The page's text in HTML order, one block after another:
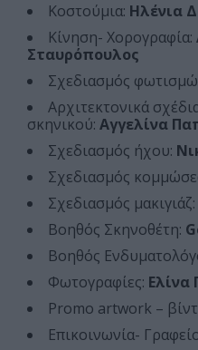
Κοστούμια: Ηλένια
Κίνηση- Χορογραφία:
Σταυρόπουλος
Σχεδιασμός
Αρχιτεκτονικά
σκηνικού: Αγγελίνα
Σχεδιασμός ήχου:
Σχεδιασμός
Σχεδιασμός μακιγιάζ:
Βοηθός Σκηνοθέτη:
Βοηθός
Φωτογραφίες: Ελίνα
Promo artwork –
Επικοινωνία-